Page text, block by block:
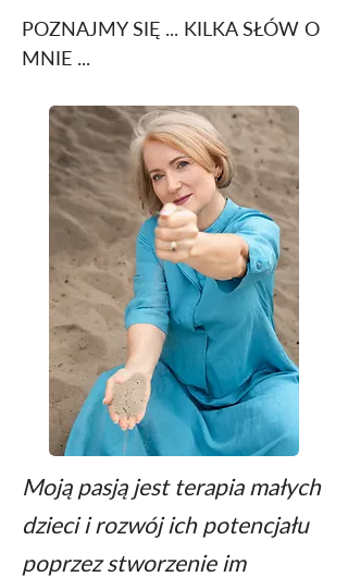
POZNAJMY SIĘ ... KILKA SŁÓW O
MNIE ...
Moją pasją jest terapia małych
dzieci i rozwójich potencjału
poprzez stworzenie im